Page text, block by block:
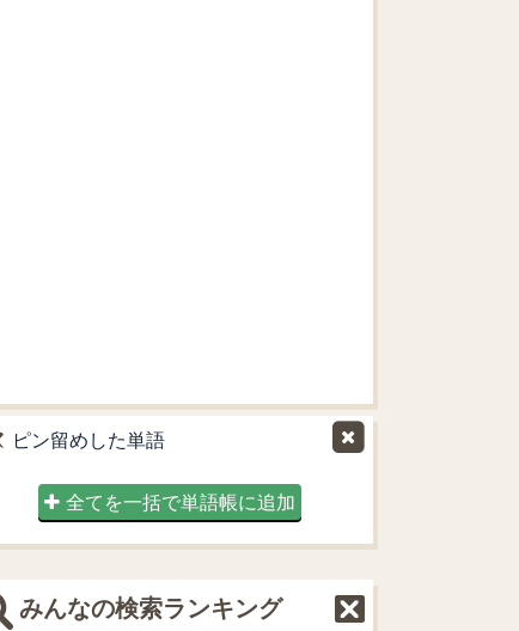
ピン留めした単語
全てを一括で単語帳に追加
みんなの検索ランキング